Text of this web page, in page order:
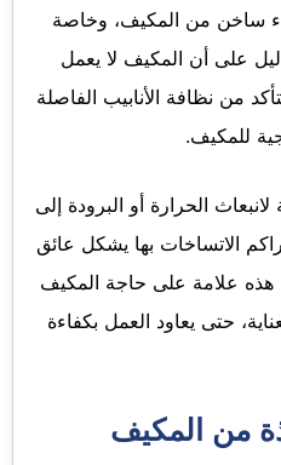
ساخن من المكيف، وخاصة
على أن المكيف لا يعمل
من نظافة الأنابيب الفاصلة
للمكيف.
الحرارة أو البرودة إلى
الاتساخات بها يشكل عائق
علامة على حاجة المكيف
حتى يعاود العمل بكفاءة